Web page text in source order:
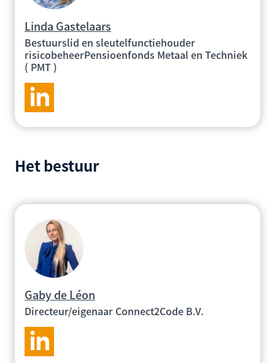
Linda Gastelaars
Bestuurslid en sleutelfunctiehouder
risicobeheerPensioenfonds Metaal en Techniek
( PMT )
Het bestuur
Gaby de Léon
Directeur/eigenaar Connect2Code B.V.